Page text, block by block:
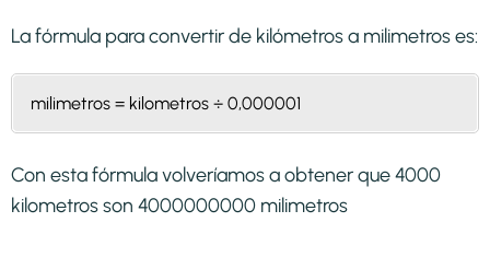
La fórmula para convertir de kilómetros a milimetroses:
milimetros = kilometros ÷ 0,000001
Con esta fórmula volveríamos a obtener que 4000
kilometros son 4000000000 milimetros